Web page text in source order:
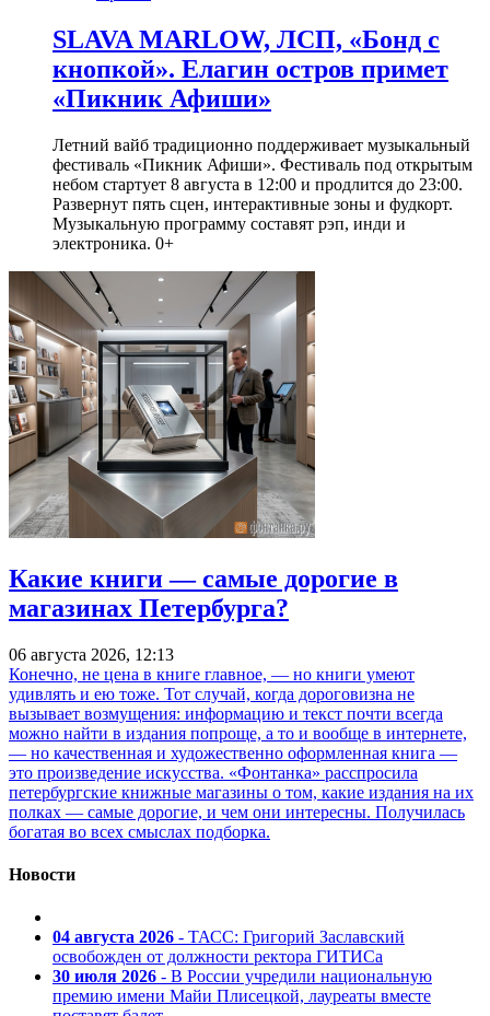
SLAVA MARLOW, ЛСП, «Бонд с
кнопкой». Елагин остров примет
«Пикник Афиши»
Летний вайб традиционно поддерживает музыкальный
фестиваль «Пикник Афиши». Фестиваль под открытым
небом стартует 8 августа в 12:00 и продлится до 23:00.
Развернут пять сцен, интерактивные зоны и фудкорт.
Музыкальную программу составят рэп, инди и
электроника. 0+
Какие книги — самые дорогие в
магазинах Петербурга?
06 августа 2026, 12:13
Конечно, не цена в книге главное, — но книги умеют
удивлять и ею тоже. Тот случай, когда дороговизна не
вызывает возмущения: информацию и текст почти всегда
можно найти в издания попроще, а то и вообще в интернете,
— но качественная и художественно оформленная книга —
это произведение искусства. «Фонтанка» расспросила
петербургские книжные магазины о том, какие издания на их
полках — самые дорогие, и чем они интересны. Получилась
богатая во всех смыслах подборка.
Новости
04 августа 2026 - ТАСС: Григорий Заславский
освобожден от должности ректора ГИТИСа
30 июля 2026 - В России учредили национальную
премию имени Майи Плисецкой, лауреаты вместе